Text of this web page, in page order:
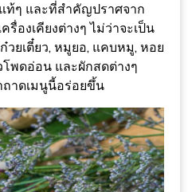
ท้ๆ และที่สำคัญปราศจาก
องเคียงต่างๆ ไม่ว่าจะเป็น
วยเตี๋ยว, หมูยอ, แคบหมู, หอย
โพดอ่อน และผักสดต่างๆ
ถาดเมนูนี้อร่อยขึ้น